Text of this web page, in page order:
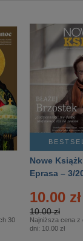
30
Nowe
Eprasa – 3/
10.00 zł
10.00 zł
Najniższa cena z
dni: 10.00 zł